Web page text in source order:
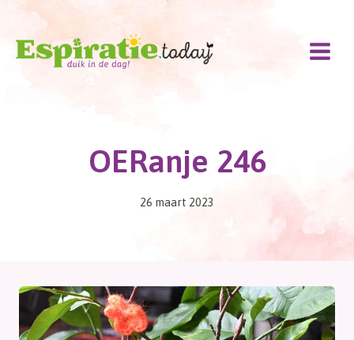
Doorgaan
inhoud
OERanje 246
26 maart 2023